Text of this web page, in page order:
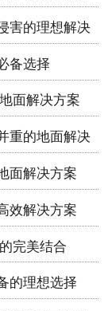
害的理想解决
备选择
面解决方案
重的地面解决
面解决方案
效解决方案
完美结合
的理想选择